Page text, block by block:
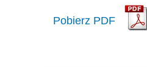
Pobierz PDF